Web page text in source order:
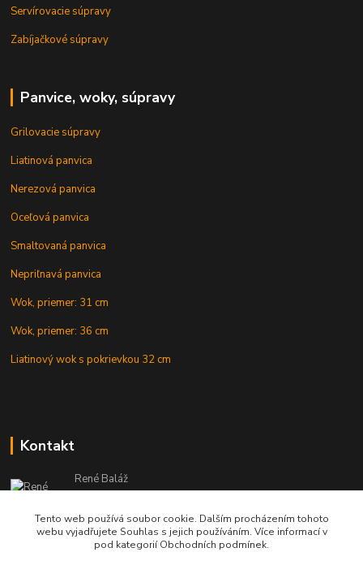
Servírovacie súpravy
Zabíjačkové súpravy
Panvice, woky, súpravy
Grilovacie súpravy
Liatinová panvica
Nerezová panvica
Oceľová panvica
Smaltovaná panvica
Nepriľnavá panvica
Wok, priemer: 31 cm
Wok, priemer: 36 cm
Liatinový wok s pokrievkou 32 cm
Kontakt
René Baláž
Eshop: +421 902 212 007
od 8:00 - do 16:00 hod
info@kotlikyshop.sk
Tento web používá soubor cookie. Dalším procházením tohoto
webu vyjadřujete Souhlas s jejich používáním. Více informací v
pod kategorií Obchodních podmínek.